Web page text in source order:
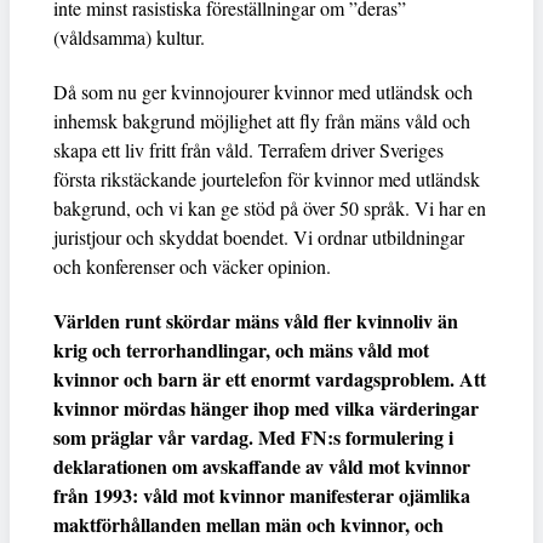
inte minst rasistiska föreställningar om ”deras”
(våldsamma) kultur.
Då som nu ger kvinnojourer kvinnor med utländsk och
inhemsk bakgrund möjlighet att fly från mäns våld och
skapa ett liv fritt från våld. Terrafem driver Sveriges
första rikstäckande jourtelefon för kvinnor med utländsk
bakgrund, och vi kan ge stöd på över 50 språk. Vi har en
juristjour och skyddat boendet. Vi ordnar utbildningar
och konferenser och väcker opinion.
Världen runt skördar mäns våld fler kvinnoliv än
krig och terrorhandlingar, och mäns våld mot
kvinnor och barn är ett enormt vardagsproblem. Att
kvinnor mördas hänger ihop med vilka värderingar
som präglar vår vardag. Med FN:s formulering i
deklarationen om avskaffande av våld mot kvinnor
från 1993: våld mot kvinnor manifesterar ojämlika
maktförhållanden mellan män och kvinnor, och